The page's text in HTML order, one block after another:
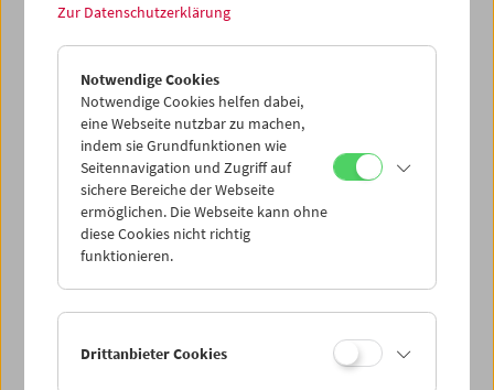
Mo 4.9.
Di 5.9.
Mi 6.9.
Do 7.9.
Sa 9.9.
Zur Datenschutzerklärung
Notwendige Cookies
Notwendige Cookies helfen dabei,
eine Webseite nutzbar zu machen,
indem sie Grundfunktionen wie
Seitennavigation und Zugriff auf
sichere Bereiche der Webseite
ermöglichen. Die Webseite kann ohne
diese Cookies nicht richtig
funktionieren.
Drittanbieter Cookies